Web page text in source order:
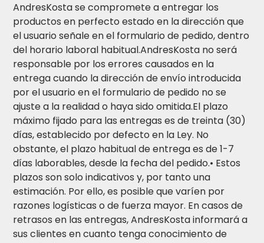
AndresKosta se compromete a entregar los
productos en perfecto estado en la dirección que
el usuario señale en el formulario de pedido, dentro
del horario laboral habitual.AndresKosta no será
responsable por los errores causados en la
entrega cuando la dirección de envío introducida
por el usuario en el formulario de pedido no se
ajuste a la realidad o haya sido omitida.El plazo
máximo fijado para las entregas es de treinta (30)
días, establecido por defecto en la Ley. No
obstante, el plazo habitual de entrega es de 1-7
días laborables, desde la fecha del pedido.• Estos
plazos son solo indicativos y, por tanto una
estimación. Por ello, es posible que varíen por
razones logísticas o de fuerza mayor. En casos de
retrasos en las entregas, AndresKosta informará a
sus clientes en cuanto tenga conocimiento de